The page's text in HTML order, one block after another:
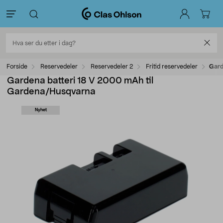
Forside Reservedeler Reservedeler 2 Fritid reservedeler
Gardena batteri 18 V 2000 mAh til
Gardena/Husqvarna
Nyhet